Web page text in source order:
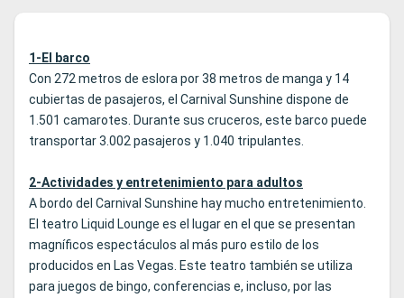
1-El barco
Con 272 metros de eslora por 38 metros de manga y 14
cubiertas de pasajeros, el Carnival Sunshine dispone de
1.501 camarotes. Durante sus cruceros, este barco puede
transportar 3.002 pasajeros y 1.040 tripulantes.
2-Actividades y entretenimiento para adultos
A bordo del Carnival Sunshine hay mucho entretenimiento.
El teatro Liquid Lounge es el lugar en el que se presentan
magníficos espectáculos al más puro estilo de los
producidos en Las Vegas. Este teatro también se utiliza
para juegos de bingo, conferencias e, incluso, por las